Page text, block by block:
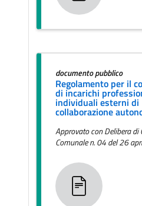
documento pubblico
Regolamento per il
di incarichi
individuali esterni di
collaborazione
Approvato con Delibera di
Comunale n. 04 del 26